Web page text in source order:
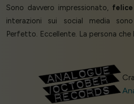
Sono davvero impressionato, felice
interazioni sui social media
Perfetto. Eccellente. La persona